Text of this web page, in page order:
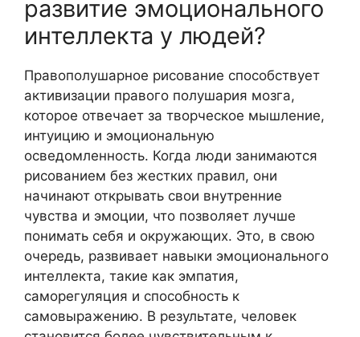
развитие эмоционального
интеллекта у людей?
Правополушарное рисование способствует
активизации правого полушария мозга,
которое отвечает за творческое мышление,
интуицию и эмоциональную
осведомленность. Когда люди занимаются
рисованием без жестких правил, они
начинают открывать свои внутренние
чувства и эмоции, что позволяет лучше
понимать себя и окружающих. Это, в свою
очередь, развивает навыки эмоционального
интеллекта, такие как эмпатия,
саморегуляция и способность к
самовыражению. В результате, человек